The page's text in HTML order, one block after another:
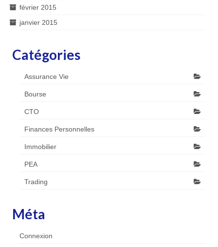
février 2015
janvier 2015
Catégories
Assurance Vie
Bourse
CTO
Finances Personnelles
Immobilier
PEA
Trading
Méta
Connexion